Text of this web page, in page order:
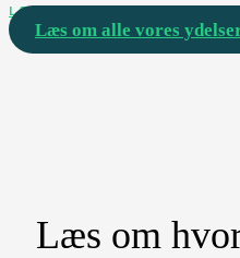
LÆS MERE
Læs om alle vores
Læs om